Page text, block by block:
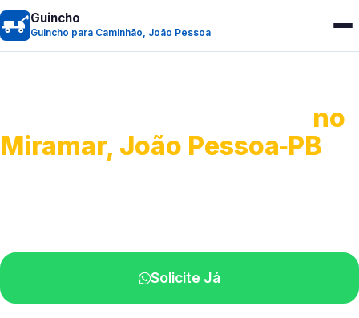
Guincho
Guincho para Caminhão, João Pessoa
no
Miramar, João Pessoa‑PB
Solicite Já